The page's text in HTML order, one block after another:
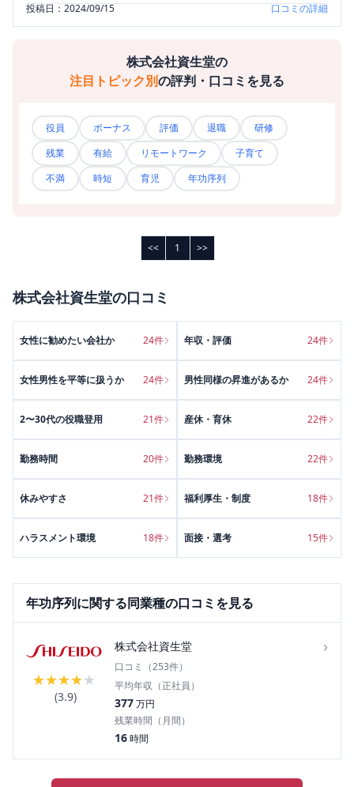
投稿日：2024/09/15 口コミの詳細
株式会社資生堂の
注目トピック別の評判・口コミを見る
役員 ボーナス 評価 退職
研修
残業
有給 リモートワーク
子育て
不満
時短 育児 年功序列
<< 1 >>
株式会社資生堂の口コミ
女性に勧めたい会社か 24件 年収・評価 24件
女性男性を平等に扱うか 24件 男性同様の昇進があるか 24件
2〜30代の役職登用 21件 産休・育休 22件
勤務時間 20件 勤務環境 22件
休みやすさ 21件 福利厚生・制度 18件
ハラスメント環境 18件 面接・選考 15件
年功序列に関する同業種の口コミを見る
★★★★★
(3.9)
株式会社資生堂 ›
口コミ（253件）
平均年収（正社員）
377万円
残業時間（月間）
16時間